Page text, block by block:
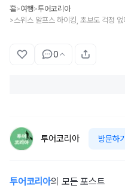
홈>여행>투어코리아
>
0
투어코리아 방문하기
투어코리아의 모든 포스트